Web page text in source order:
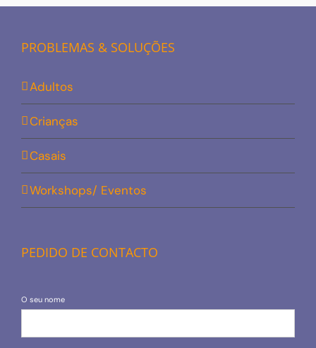
PROBLEMAS & SOLUÇÕES
Adultos
Crianças
Casais
Workshops/ Eventos
PEDIDO DE CONTACTO
O seu nome